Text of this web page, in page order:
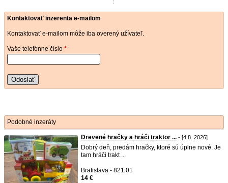
Kontaktovať inzerenta e-mailom
Kontaktovať e-mailom môže iba overený užívateľ.
Vaše telefónne číslo *
Odoslať
Podobné inzeráty
Drevené hračky a hráči traktor ... - [4.8. 2026]
Dobrý deň, predám hračky, ktoré sú úplne nové. Je
tam hráči trakt ...
Bratislava - 821 01
14 €